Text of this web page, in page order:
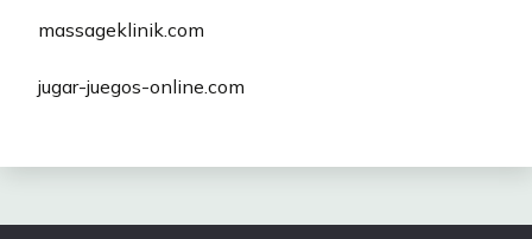
massageklinik.com
jugar-juegos-online.com